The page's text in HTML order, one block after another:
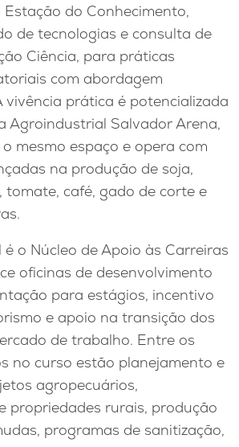
do Conhecimento,
de tecnologias e consulta de
Ciência, para práticas
com abordagem
vivência prática é potencializada
Agroindustrial Salvador Arena,
mesmo espaço e opera com
na produção de soja,
tomate, café, gado de corte e
o Núcleo de Apoio às Carreiras
oficinas de desenvolvimento
para estágios, incentivo
e apoio na transição dos
de trabalho. Entre os
no curso estão planejamento e
agropecuários,
propriedades rurais, produção
programas de sanitização,